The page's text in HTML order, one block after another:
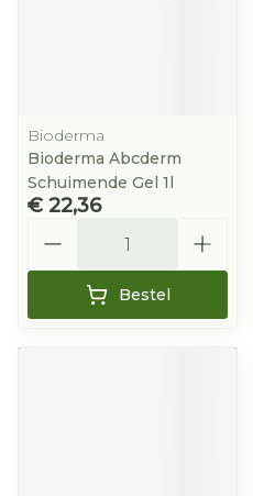
Bioderma
Bioderma Abcderm
Schuimende Gel 1l
€ 22,36
Bestel